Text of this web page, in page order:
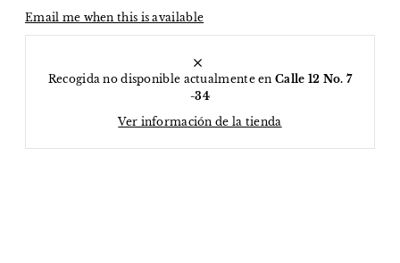
Email me when this is available
Recogida no disponible actualmente enCalle 12 No. 7
-34
Ver información de la tienda